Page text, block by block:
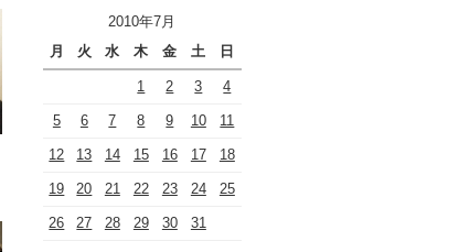
2010年7月
月
火 水 木 金 土 日
1 2 3 4
5 6 7 8 9 10 11
12 13 14 15 16 17 18
19 20 21 22 23 24 25
26 27 28 29 30 31